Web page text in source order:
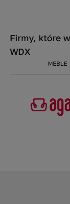
Firmy, które
WDX
MEBLE